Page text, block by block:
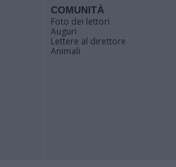
COMUNITÀ
Foto dei lettori
Auguri
Lettere al direttore
Animali